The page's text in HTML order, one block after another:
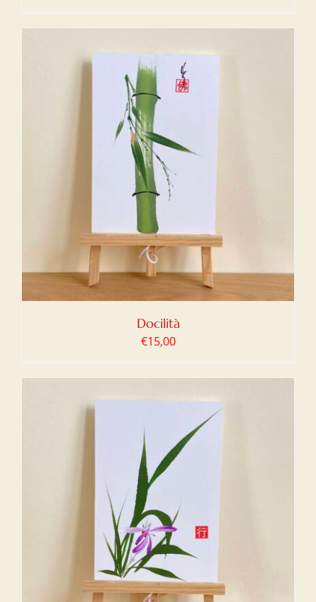
Docilità
€15,00